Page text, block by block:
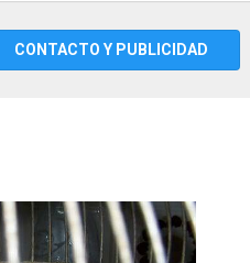
CONTACTO Y PUBLICIDAD